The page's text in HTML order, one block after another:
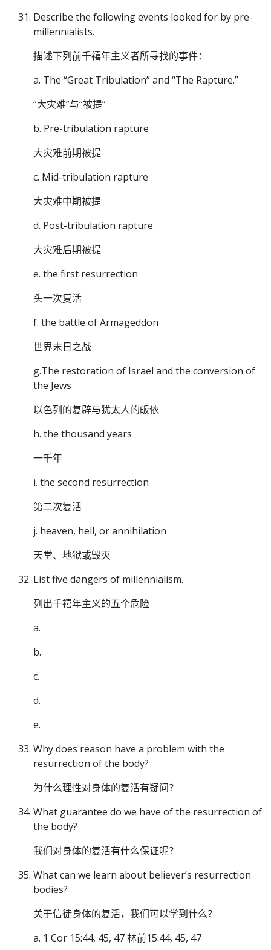
Describe the following events looked for by pre-
millennialists.
描述下列前千禧年主义者所寻找的事件：
a. The “Great Tribulation” and “The Rapture.”
“大灾难”与“被提”
b. Pre-tribulation rapture
大灾难前期被提
c. Mid-tribulation rapture
大灾难中期被提
d. Post-tribulation rapture
大灾难后期被提
e. the first resurrection
头一次复活
f. the battle of Armageddon
世界末日之战
g.The restoration of Israel and the conversion of
the Jews
以色列的复辟与犹太人的皈依
h. the thousand years
一千年
i. the second resurrection
第二次复活
j. heaven, hell, or annihilation
天堂、地狱或毁灭
List five dangers of millennialism.
列出千禧年主义的五个危险
a.
b.
c.
d.
e.
Why does reason have a problem with the
resurrection of the body?
为什么理性对身体的复活有疑问？
What guarantee do we have of the resurrection of
the body?
我们对身体的复活有什么保证呢？
What can we learn about believer’s resurrection
bodies?
关于信徒身体的复活，我们可以学到什么？
a. 1 Cor 15:44, 45, 47 林前15:44, 45, 47